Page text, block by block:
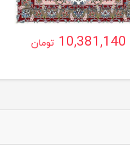
ریتا، ساروق ،اراک ،ذرع و نیم
10,381,140 تومان